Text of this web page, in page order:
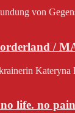
von
/
life. no